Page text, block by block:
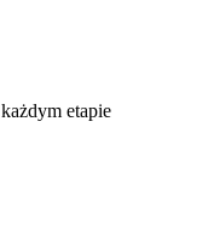
etapie